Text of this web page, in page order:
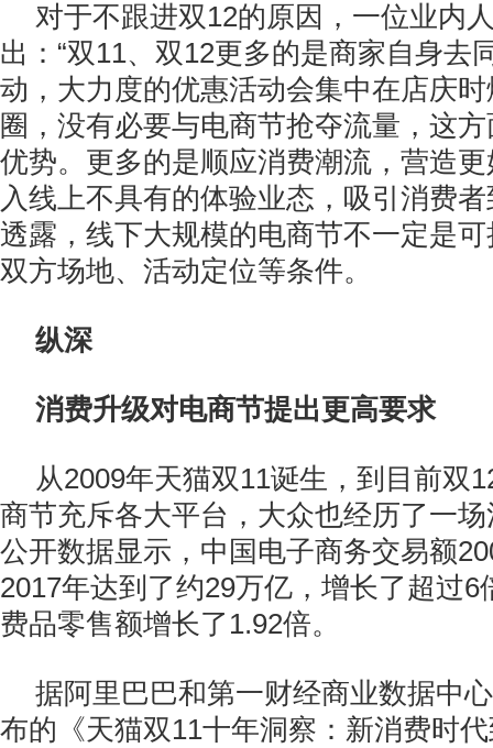
对于不跟进双12的原因，一位业内
出：“双11、双12更多的是商家自身去
动，大力度的优惠活动会集中在店庆
圈，没有必要与电商节抢夺流量，这
优势。更多的是顺应消费潮流，营造
入线上不具有的体验业态，吸引消费
透露，线下大规模的电商节不一定是
双方场地、活动定位等条件。
纵深
消费升级对电商节提出更高要求
从2009年天猫双11诞生，到目前双
商节充斥各大平台，大众也经历了一
公开数据显示，中国电子商务交易额
2017年达到了约29万亿，增长了超过6
费品零售额增长了1.92倍。
据阿里巴巴和第一财经商业数据中
布的《天猫双11十年洞察：新消费时